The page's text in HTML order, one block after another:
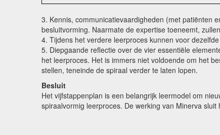
3. Kennis, communicatievaardigheden (met patiënten
besluitvorming. Naarmate de expertise toeneemt,
4. Tijdens het verdere leerproces kunnen voor
5. Diepgaande reflectie over de vier essentiële
het leerproces. Het is immers niet voldoende om het
stellen, teneinde de spiraal verder te laten lopen.
Besluit
Het vijfstappenplan is een belangrijk leermodel om
spiraalvormig leerproces. De werking van Minerva sluit